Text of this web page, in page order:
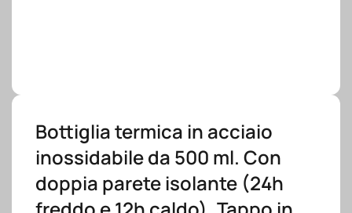
Bottiglia termica in acciaio
inossidabile da 500 ml. Con
doppia parete isolante (24h